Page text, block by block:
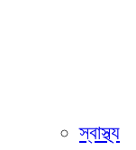
স্বাস্থ্য